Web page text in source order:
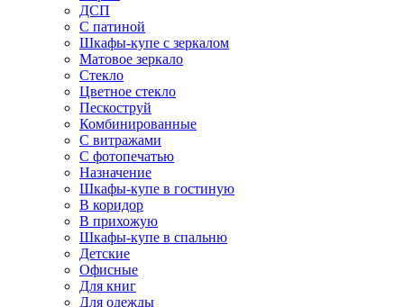
ДСП
С патиной
Шкафы-купе с зеркалом
Матовое зеркало
Стекло
Цветное стекло
Пескоструй
Комбинированные
С витражами
С фотопечатью
Назначение
Шкафы-купе в гостиную
В коридор
В прихожую
Шкафы-купе в спальню
Детские
Офисные
Для книг
Для одежды